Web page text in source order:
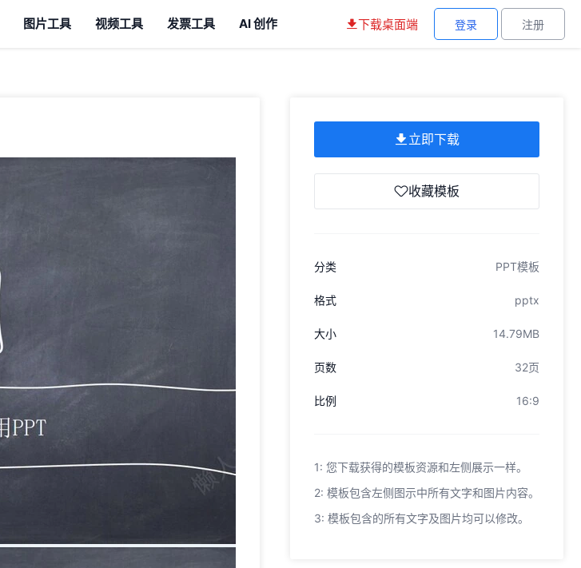
图片工具 视频工具 发票工具 AI 创作 下载桌面端 登录 注册
立即下载
收藏模板
分类 PPT模板
格式 pptx
大小 14.79MB
页数 32页
比例 16:9
1: 您下载获得的模板资源和左侧展示一样。
2: 模板包含左侧图示中所有文字和图片内容。
3: 模板包含的所有文字及图片均可以修改。